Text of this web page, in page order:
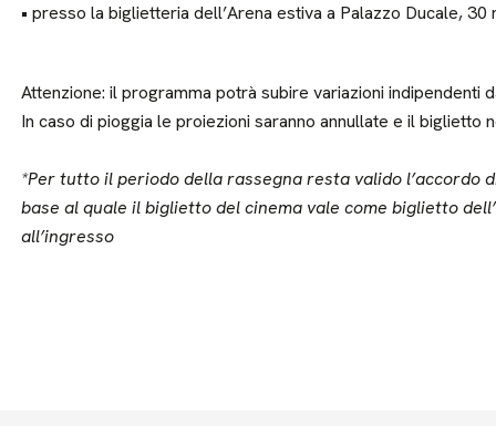
• presso la biglietteria dell’Arena estiva a Palazzo Ducale,
Attenzione: il programma potrà subire variazioni indipendenti
In caso di pioggia le proiezioni saranno annullate e il biglietto
*Per tutto il periodo della rassegna resta valido l’accordo
base al quale il biglietto del cinema vale come biglietto
all’ingresso